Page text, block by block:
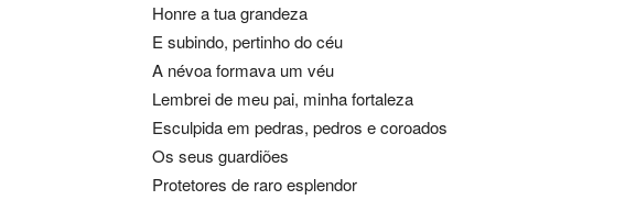
Honre a tua grandeza
E subindo, pertinho do céu
A névoa formava um véu
Lembrei de meu pai, minha fortaleza
Esculpida em pedras, pedros e coroados
Os seus guardiões
Protetores de raro esplendor